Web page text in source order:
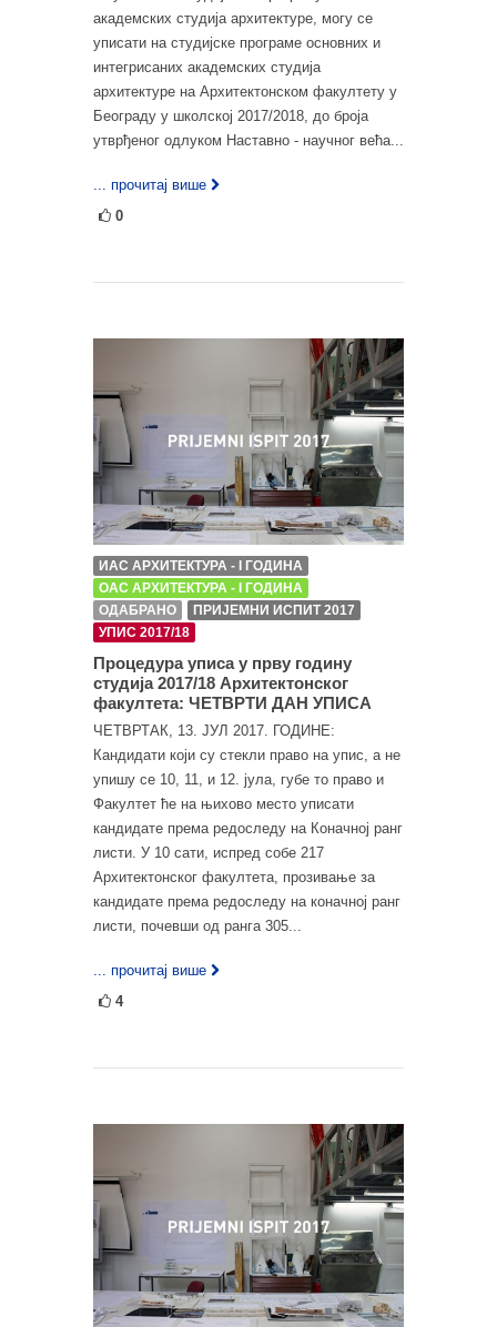
академских студија архитектуре, могу се
уписати на студијске програме основних и
интегрисаних академских студија
архитектуре на Архитектонском факултету у
Београду у школској 2017/2018, до броја
утврђеног одлуком Наставно - научног већа...
... прочитај више
0
ИАС АРХИТЕКТУРА - I ГОДИНА
ОАС АРХИТЕКТУРА - I ГОДИНА
ОДАБРАНО
ПРИЈЕМНИ ИСПИТ 2017
УПИС 2017/18
Процедура уписа у прву годину
студија 2017/18 Архитектонског
факултета: ЧЕТВРТИ ДАН УПИСА
ЧЕТВРТАК, 13. ЈУЛ 2017. ГОДИНЕ:
Кандидати који су стекли право на упис, а не
упишу се 10, 11, и 12. јула, губе то право и
Факултет ће на њихово место уписати
кандидате према редоследу на Коначној ранг
листи. У 10 сати, испред собе 217
Архитектонског факултета, прозивање за
кандидате према редоследу на коначној ранг
листи, почевши од ранга 305...
... прочитај више
4